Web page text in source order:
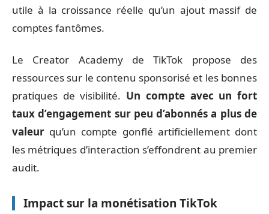
utile à la croissance réelle qu’un ajout massif de
comptes fantômes.
Le Creator Academy de TikTok propose des
ressources sur le contenu sponsorisé et les bonnes
pratiques de visibilité. Un compte avec un fort
taux d’engagement sur peu d’abonnés a plus de
valeur qu’un compte gonflé artificiellement dont
les métriques d’interaction s’effondrent au premier
audit.
Impact sur la monétisation TikTok